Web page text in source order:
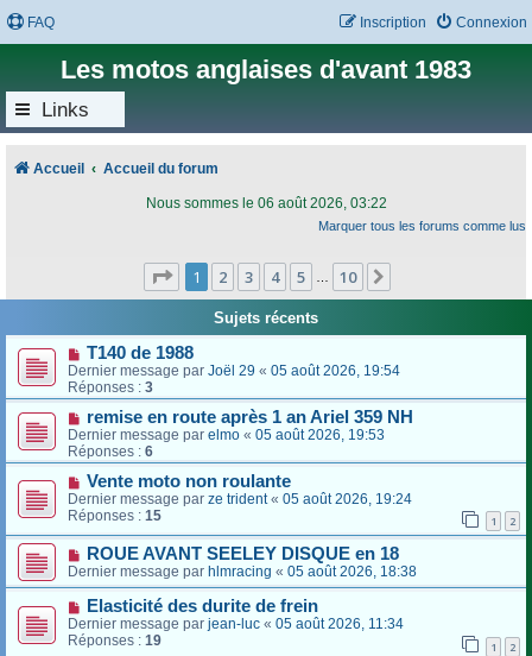
FAQ Connexion
Inscription
Les motos anglaises d'avant 1983
Links
Accueil Accueil du forum
Nous sommes le 06 août 2026, 03:22
Marquer tous les forums comme lus
Page 1sur
1 2 3 4 5 10
Sujets récents
T140 de 1988
Dernier message par Joël 29 « 05 août 2026, 19:54
Réponses : 3
remise en route après 1 an Ariel 359 NH
Dernier message par elmo « 05 août 2026, 19:53
Réponses : 6
Vente moto non roulante
Dernier message par ze trident« 05 août 2026, 19:24
Réponses : 15 1 2
ROUE AVANT SEELEY DISQUE en 18
Dernier message par hlmracing « 05 août 2026, 18:38
Elasticité des durite de frein
Dernier message par jean-luc « 05 août 2026, 11:34
Réponses : 19 1 2